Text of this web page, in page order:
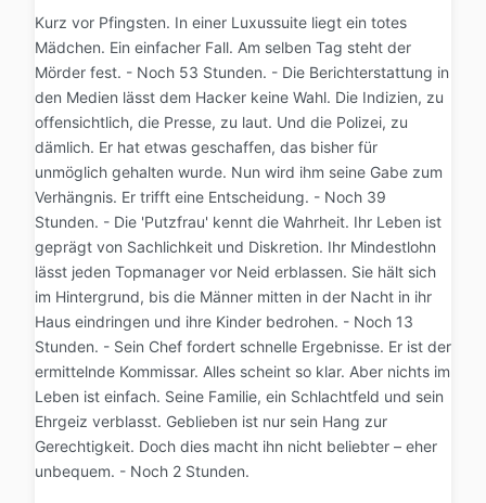
Kurz vor Pfingsten. In einer Luxussuite liegt ein totes
Mädchen. Ein einfacher Fall. Am selben Tag steht der
Mörder fest. - Noch 53 Stunden. - Die Berichterstattung in
den Medien lässt dem Hacker keine Wahl. Die Indizien, zu
offensichtlich, die Presse, zu laut. Und die Polizei, zu
dämlich. Er hat etwas geschaffen, das bisher für
unmöglich gehalten wurde. Nun wird ihm seine Gabe zum
Verhängnis. Er trifft eine Entscheidung. - Noch 39
Stunden. - Die 'Putzfrau' kennt die Wahrheit. Ihr Leben ist
geprägt von Sachlichkeit und Diskretion. Ihr Mindestlohn
lässt jeden Topmanager vor Neid erblassen. Sie hält sich
im Hintergrund, bis die Männer mitten in der Nacht in ihr
Haus eindringen und ihre Kinder bedrohen. - Noch 13
Stunden. - Sein Chef fordert schnelle Ergebnisse. Er ist der
ermittelnde Kommissar. Alles scheint so klar. Aber nichts im
Leben ist einfach. Seine Familie, ein Schlachtfeld und sein
Ehrgeiz verblasst. Geblieben ist nur sein Hang zur
Gerechtigkeit. Doch dies macht ihn nicht beliebter – eher
unbequem. - Noch 2 Stunden.